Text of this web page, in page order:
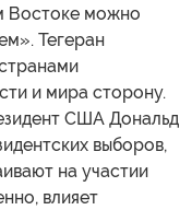
Востоке можно
Тегеран
и мира сторону.
США Дональд
выборов,
на участии
влияет